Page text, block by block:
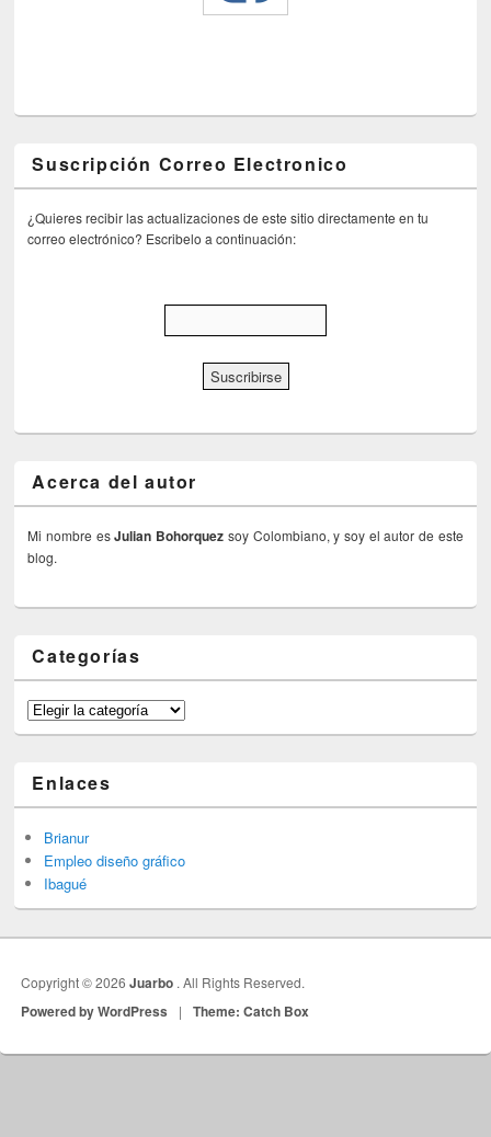
Suscripción Correo Electronico
¿Quieres recibir las actualizaciones de este sitio directamente en tu
correo electrónico? Escribelo a continuación:
Acerca del autor
Mi nombre esJulian Bohorquez soy Colombiano, y soy el autor de este
blog.
Categorías
Categorías
Enlaces
Brianur
Empleo diseño gráfico
Ibagué
Copyright © 2026Juarbo . All Rights Reserved.
Powered by WordPress | Theme: Catch Box